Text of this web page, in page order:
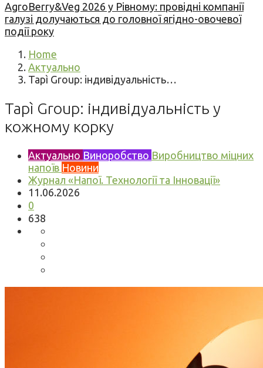
AgroBerry&Veg 2026 у Рівному: провідні компанії
галузі долучаються до головної ягідно-овочевої
події року
Home
Актуально
Tapì Group: індивідуальність…
Tapì Group: індивідуальність у
кожному корку
Актуально Виноробство Виробництво міцних
напоїв Новини
Журнал «Напої. Технології та Інновації»
11.06.2026
0
638